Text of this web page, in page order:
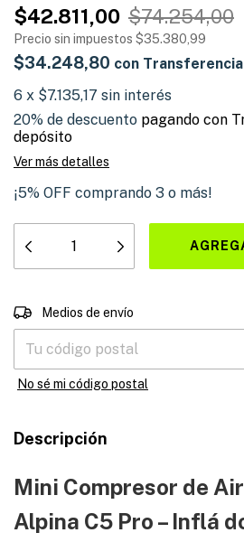
$42.811,00 $74.254,00
Precio sin impuestos $35.380,99
$34.248,80 con
6 x $7.135,17 sin interés
20% de descuento pagando con
depósito
Ver más detalles
¡5% OFF comprando 3 o más!
Entregas para el CP:
Medios de envío
No sé mi código postal
Descripción
Mini Compresor de
Alpina C5 Pro – Inflá